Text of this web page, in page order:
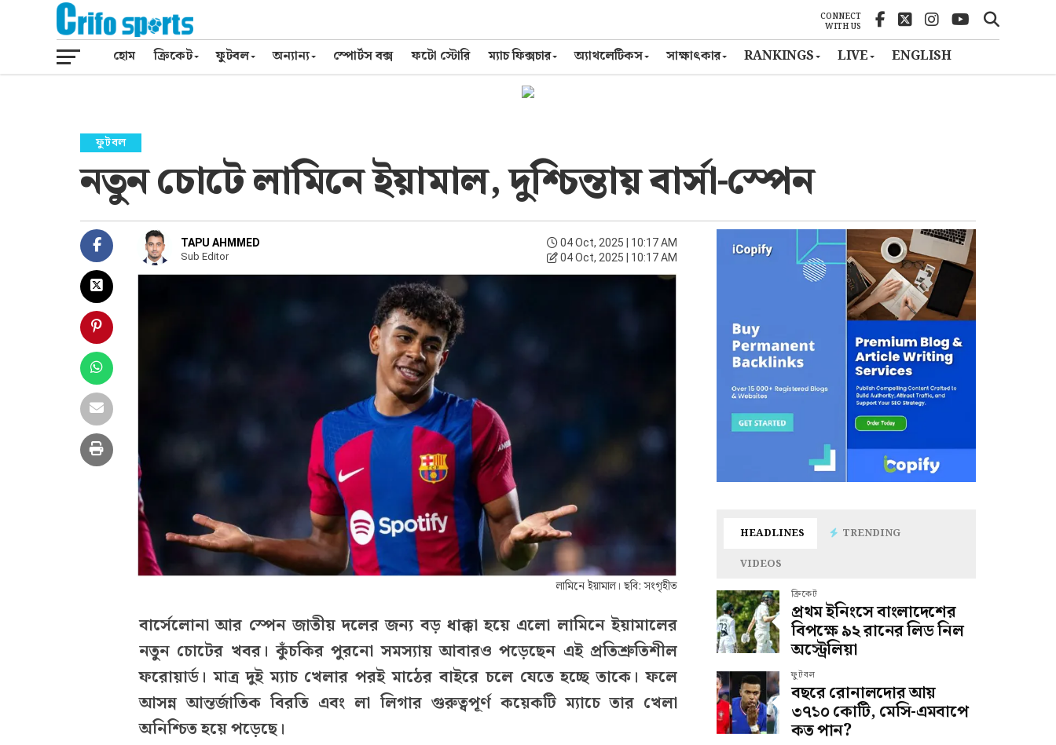
CONNECT
WITH US
হোম ক্রিকেট ফুটবল অন্যান্য স্পোর্টস বক্স ফটো স্টোরি ম্যাচ ফিক্সচার অ্যাথলেটিকস সাক্ষাৎকার RANKINGS LIVE ENGLISH
ফুটবল
নতুন চোটে লামিনে ইয়ামাল, দুশ্চিন্তায় বার্সা-স্পেন
TAPU AHMMED
Sub Editor
04 Oct, 2025 | 10:17 AM
04 Oct, 2025 | 10:17 AM
লামিনে ইয়ামাল। ছবি: সংগৃহীত
বার্সেলোনা আর স্পেন জাতীয় দলের জন্য বড় ধাক্কা হয়ে এলো লামিনে ইয়ামালের
নতুন চোটের খবর। কুঁচকির পুরনো সমস্যায় আবারও পড়েছেন এই প্রতিশ্রুতিশীল
ফরোয়ার্ড। মাত্র দুই ম্যাচ খেলার পরই মাঠের বাইরে চলে যেতে হচ্ছে তাকে। ফলে
আসন্ন আন্তর্জাতিক বিরতি এবং লা লিগার গুরুত্বপূর্ণ কয়েকটি ম্যাচে তার খেলা
অনিশ্চিত হয়ে পড়েছে।
HEADLINES
TRENDING
VIDEOS
ক্রিকেট
প্রথম ইনিংসে বাংলাদেশের
বিপক্ষে ৯২ রানের লিড নিল
অস্ট্রেলিয়া
ফুটবল
বছরে রোনালদোর আয়
৩৭১০ কোটি, মেসি-এমবাপে
কত পান?